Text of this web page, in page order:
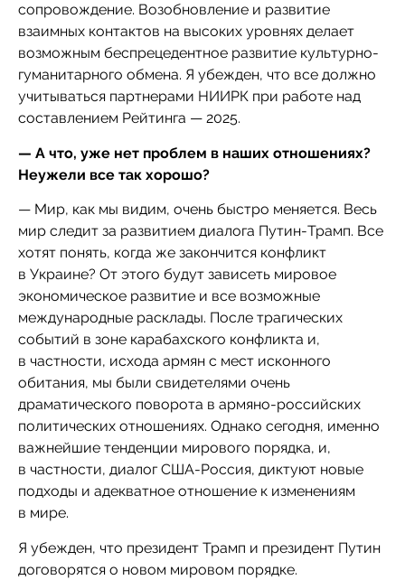
сопровождение. Возобновление и развитие
взаимных контактов на высоких уровнях делает
возможным беспрецедентное развитие культурно-
гуманитарного обмена. Я убежден, что все должно
учитываться партнерами НИИРК при работе над
составлением Рейтинга — 2025.
— А что, уже нет проблем в наших отношениях?
Неужели все так хорошо?
— Мир, как мы видим, очень быстро меняется. Весь
мир следит за развитием диалога Путин-Трамп. Все
хотят понять, когда же закончится конфликт
в Украине? От этого будут зависеть мировое
экономическое развитие и все возможные
международные расклады. После трагических
событий в зоне карабахского конфликта и,
в частности, исхода армян с мест исконного
обитания, мы были свидетелями очень
драматического поворота в армяно-российских
политических отношениях. Однако сегодня, именно
важнейшие тенденции мирового порядка, и,
в частности, диалог США-Россия, диктуют новые
подходы и адекватное отношение к изменениям
в мире.
Я убежден, что президент Трамп и президент Путин
договорятся о новом мировом порядке.